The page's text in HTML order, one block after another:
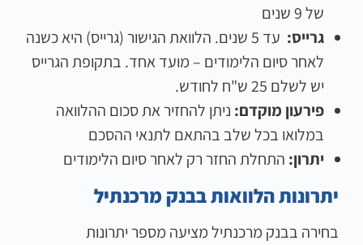
של 9 שנים
גרייס:
עד 5 שנים. הלוואת הגישור (גרייס) היא כשנה
לאחר סיום הלימודים – מועד אחד. בתקופת הגרייס
יש לשלם 25 ש"ח לחודש.
פירעון מוקדם: ניתן להחזיר את סכום ההלוואה
במלואו בכל שלב בהתאם לתנאי ההסכם
יתרון: התחלת החזר רק לאחר סיום הלימודים
יתרונות הלוואות בבנק מרכנתיל
בחירה בבנק מרכנתיל מציעה מספר יתרונות